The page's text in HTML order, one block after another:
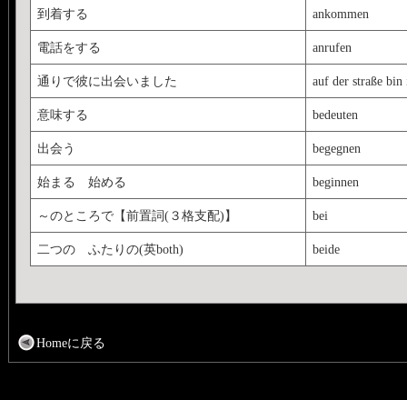
到着する ankommen
電話をする anrufen
通りで彼に出会いました auf der straße bin
意味する bedeuten
出会う begegnen
始まる 始める beginnen
～のところで【前置詞(３格支配)】 bei
二つの ふたりの(英both) beide
Homeに戻る